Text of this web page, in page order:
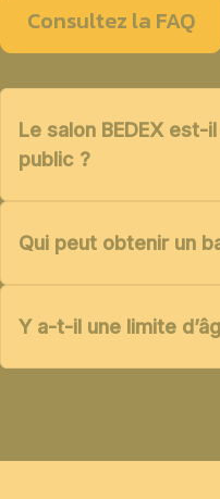
Consultez la FAQ
Le salon BEDEX est-
public ?
Qui peut obtenir un
Y a-t-il une limite